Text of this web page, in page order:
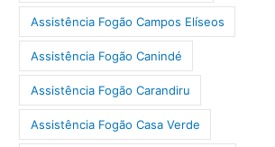
Assistência Fogão Campos Elíseos
Assistência Fogão Canindé
Assistência Fogão Carandiru
Assistência Fogão Casa Verde